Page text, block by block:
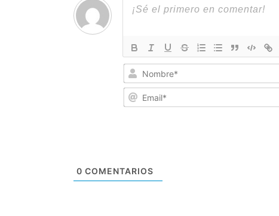
0 COMENTARIOS